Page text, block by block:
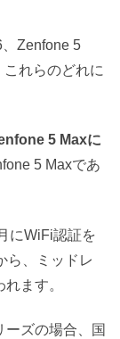
Zenfone 5
れらのどれに
5 Maxに
5 Maxであ
にWiFi認証を
ら、ミッドレ
ます。
ズの場合、国